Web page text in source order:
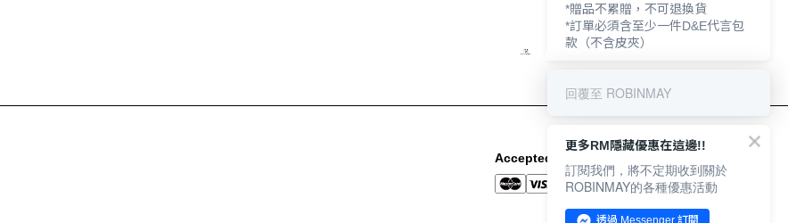
Accepted Payment Methods
*贈品不累贈，不可退換貨
*訂單必須含至少一件D&E代言包
款（不含皮夾）
回覆至 ROBINMAY
更多RM隱藏優惠在這邊!!
訂閱我們，將不定期收到關於
ROBINMAY的各種優惠活動
透過 Messenger 訂閱